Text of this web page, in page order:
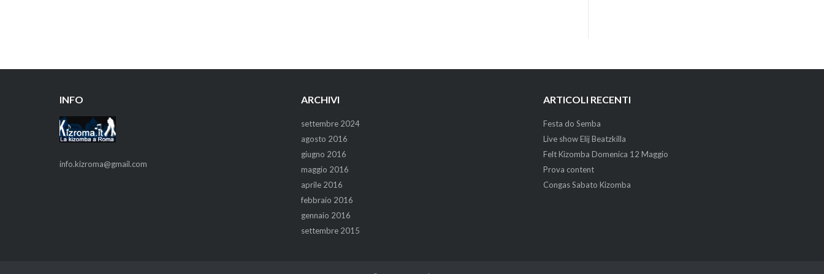
INFO
info.kizroma@gmail.com
ARCHIVI
settembre 2024
agosto 2016
giugno 2016
maggio 2016
aprile 2016
febbraio 2016
gennaio 2016
settembre 2015
ARTICOLI RECENTI
Festa do Semba
Live show Elij Beatzkilla
Felt Kizomba Domenica 12 Maggio
Prova content
Congas Sabato Kizomba